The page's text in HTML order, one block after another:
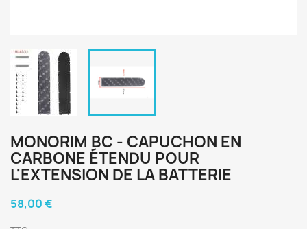
MONORIM BC - CAPUCHON EN
CARBONE ÉTENDU POUR
L'EXTENSION DE LA BATTERIE
58,00 €